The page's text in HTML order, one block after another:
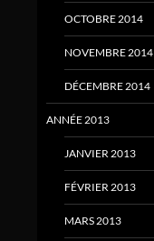
OCTOBRE 2014
NOVEMBRE 2014
DÉCEMBRE 2014
ANNÉE 2013
JANVIER 2013
FÉVRIER 2013
MARS 2013